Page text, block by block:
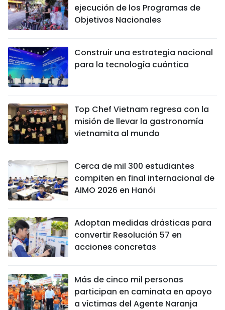
ejecución de los Programas de
Objetivos Nacionales
Construir una estrategia nacional
para la tecnología cuántica
Top Chef Vietnam regresa con la
misión de llevar la gastronomía
vietnamita al mundo
Cerca de mil 300 estudiantes
compiten en final internacional de
AIMO 2026 en Hanói
Adoptan medidas drásticas para
convertir Resolución 57 en
acciones concretas
Más de cinco mil personas
participan en caminata en apoyo
a víctimas del Agente Naranja